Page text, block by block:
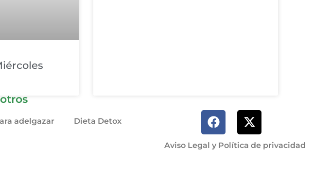
adelgazar Dieta Detox
Aviso Legal y Política de privacidad